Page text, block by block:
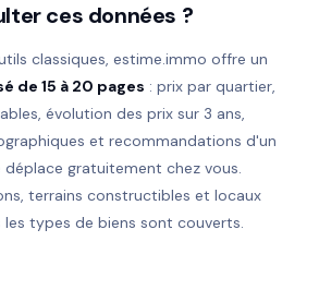
ces données ?
classiques, estime.immo offre un
de 15 à 20 pages : prix par quartier,
évolution des prix sur 3 ans,
et recommandations d'un
déplace gratuitement chez vous.
terrains constructibles et locaux
types de biens sont couverts.